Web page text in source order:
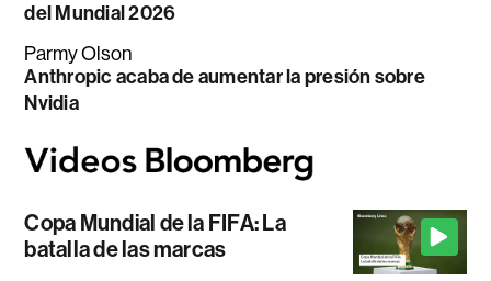
del Mundial 2026
Parmy Olson
Anthropic acaba de aumentar la presión sobre
Nvidia
Copa Mundial de la FIFA: La
batalla de las marcas